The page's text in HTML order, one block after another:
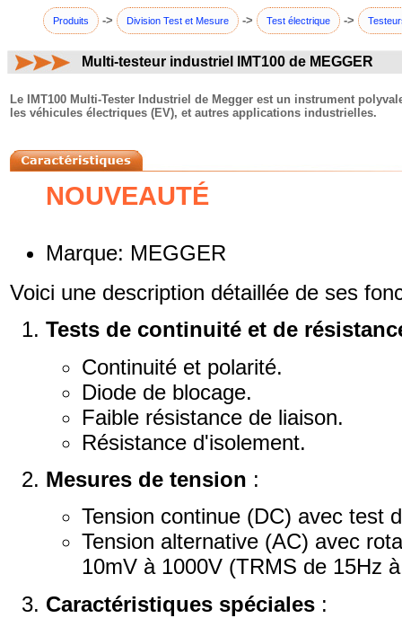
Produits -> Division Test et Mesure -> Test électrique ->
Multi-testeur industriel IMT100 de MEGGER
Le IMT100 Multi-Tester Industriel de Megger est un instrument
les véhicules électriques (EV), et autres applications industrielles.
NOUVEAUTÉ
Marque: MEGGER
Voici une description détaillée de ses
Tests de continuité et de
Continuité et polarité.
Diode de blocage.
Faible résistance de liaison.
Résistance d'isolement.
Mesures de tension :
Tension continue (DC) avec test
Tension alternative (AC) avec
10mV à 1000V (TRMS de 15Hz
Caractéristiques spéciales :